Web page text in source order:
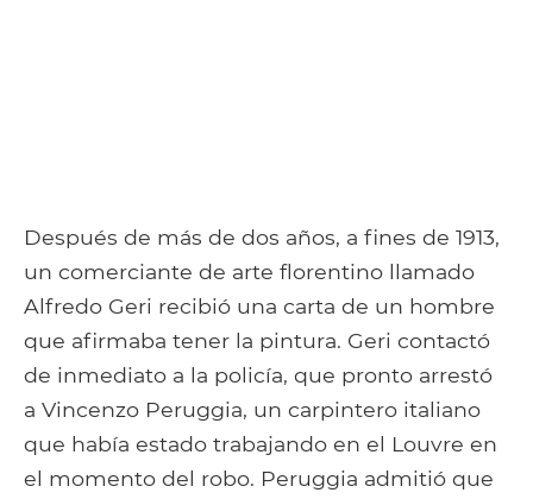
Después de más de dos años, a fines de 1913,
un comerciante de arte florentino llamado
Alfredo Geri recibió una carta de un hombre
que afirmaba tener la pintura. Geri contactó
de inmediato a la policía, que pronto arrestó
a Vincenzo Peruggia, un carpintero italiano
que había estado trabajando en el Louvre en
el momento del robo. Peruggia admitió que